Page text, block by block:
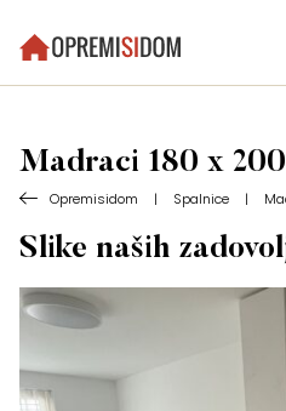
Madraci 180 x 200
Opremisidom | Spalnice |
Slike naših